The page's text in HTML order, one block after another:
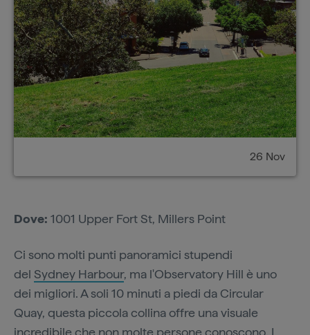
26 Nov
Dove: 1001 Upper Fort St, Millers Point
Ci sono molti punti panoramici stupendi
del Sydney Harbour, ma l'Observatory Hill è uno
dei migliori. A soli 10 minuti a piedi da Circular
Quay, questa piccola collina offre una visuale
incredibile che non molte persone conoscono. I